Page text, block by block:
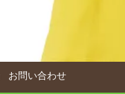
お問い合わせ